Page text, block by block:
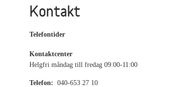
Kontakt
Telefontider
Kontaktcenter
Helgfri måndag till fredag 09:00-11:00
Telefon: 040-653 27 10